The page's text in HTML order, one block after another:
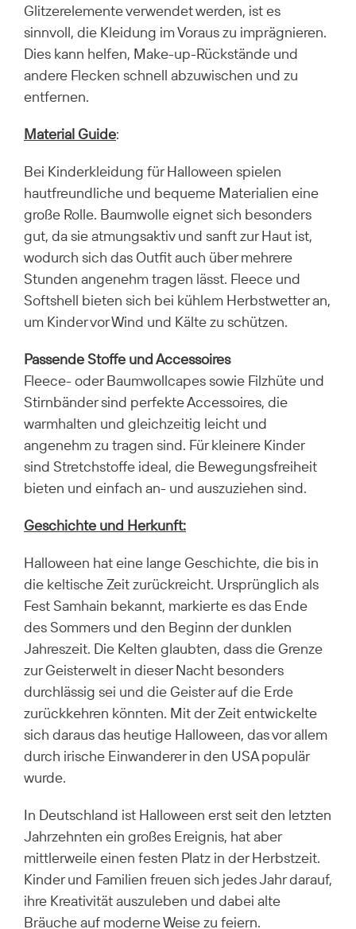
Glitzerelemente verwendet werden, ist es
sinnvoll, die Kleidung im Voraus zu imprägnieren.
Dies kann helfen, Make-up-Rückstände und
andere Flecken schnell abzuwischen und zu
entfernen.
Material Guide:
Bei Kinderkleidung für Halloween spielen
hautfreundliche und bequeme Materialien eine
große Rolle. Baumwolle eignet sich besonders
gut, da sie atmungsaktiv und sanft zur Haut ist,
wodurch sich das Outfit auch über mehrere
Stunden angenehm tragen lässt. Fleece und
Softshell bieten sich bei kühlem Herbstwetter an,
um Kinder vor Wind und Kälte zu schützen.
Passende Stoffe und Accessoires
Fleece- oder Baumwollcapes sowie Filzhüte und
Stirnbänder sind perfekte Accessoires, die
warmhalten und gleichzeitig leicht und
angenehm zu tragen sind. Für kleinere Kinder
sind Stretchstoffe ideal, die Bewegungsfreiheit
bieten und einfach an- und auszuziehen sind.
Geschichte und Herkunft:
Halloween hat eine lange Geschichte, die bis in
die keltische Zeit zurückreicht. Ursprünglich als
Fest Samhain bekannt, markierte es das Ende
des Sommers und den Beginn der dunklen
Jahreszeit. Die Kelten glaubten, dass die Grenze
zur Geisterwelt in dieser Nacht besonders
durchlässig sei und die Geister auf die Erde
zurückkehren könnten. Mit der Zeit entwickelte
sich daraus das heutige Halloween, das vor allem
durch irische Einwanderer in den USA populär
wurde.
In Deutschland ist Halloween erst seit den letzten
Jahrzehnten ein großes Ereignis, hat aber
mittlerweile einen festen Platz in der Herbstzeit.
Kinder und Familien freuen sich jedes Jahr darauf,
ihre Kreativität auszuleben und dabei alte
Bräuche auf moderne Weise zu feiern.